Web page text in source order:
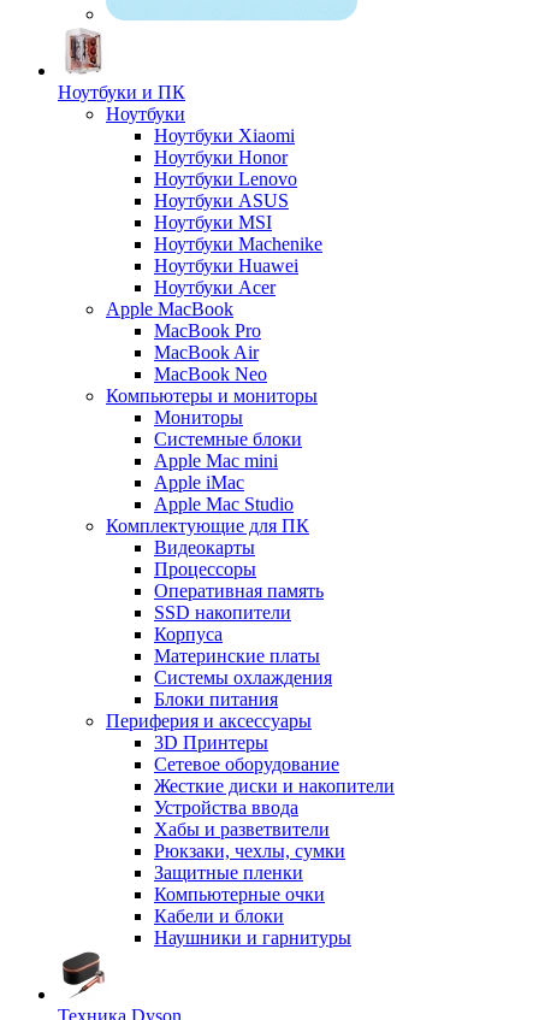
Ноутбуки и ПК
Ноутбуки
Ноутбуки Xiaomi
Ноутбуки Honor
Ноутбуки Lenovo
Ноутбуки ASUS
Ноутбуки MSI
Ноутбуки Machenike
Ноутбуки Huawei
Ноутбуки Acer
Apple MacBook
MacBook Pro
MacBook Air
MacBook Neo
Компьютеры и мониторы
Мониторы
Системные блоки
Apple Mac mini
Apple iMac
Apple Mac Studio
Комплектующие для ПК
Видеокарты
Процессоры
Оперативная память
SSD накопители
Корпуса
Материнские платы
Системы охлаждения
Блоки питания
Периферия и аксессуары
3D Принтеры
Сетевое оборудование
Жесткие диски и накопители
Устройства ввода
Хабы и разветвители
Рюкзаки, чехлы, сумки
Защитные пленки
Компьютерные очки
Кабели и блоки
Наушники и гарнитуры
Техника Dyson